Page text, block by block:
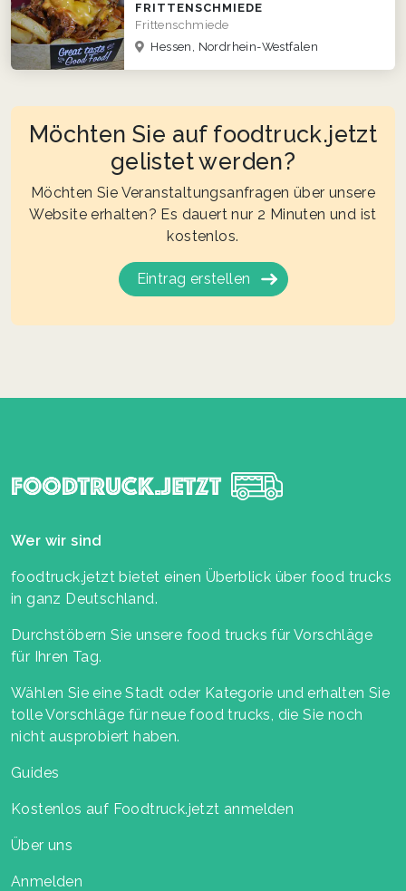
FRITTENSCHMIEDE
Frittenschmiede
Hessen, Nordrhein-Westfalen
Möchten Sie auf foodtruck.jetzt
gelistet werden?
Möchten Sie Veranstaltungsanfragen über unsere
Website erhalten? Es dauert nur 2 Minuten und ist
kostenlos.
Eintrag erstellen
Wer wir sind
foodtruck.jetzt bietet einen Überblick über food trucks
in ganz Deutschland.
Durchstöbern Sie unsere food trucks für Vorschläge
für Ihren Tag.
Wählen Sie eine Stadt oder Kategorie und erhalten Sie
tolle Vorschläge für neue food trucks, die Sie noch
nicht ausprobiert haben.
Guides
Kostenlos auf Foodtruck.jetzt anmelden
Über uns
Anmelden